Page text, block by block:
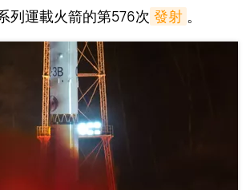
列運載火箭的第576次 發射 。